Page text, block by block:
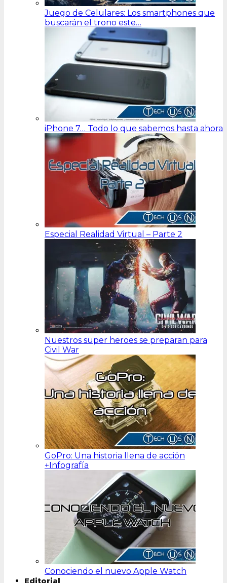
Juego de Celulares: Los smartphones que
buscarán el trono este…
iPhone 7… Todo lo que sabemos hasta ahora
Especial Realidad Virtual – Parte 2
Nuestros super heroes se preparan para
Civil War
GoPro: Una historia llena de acción
+Infografía
Conociendo el nuevo Apple Watch
Editorial